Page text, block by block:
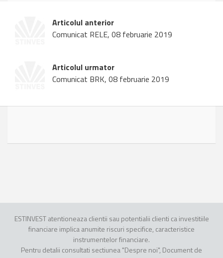
Articolul anterior
Comunicat RELE, 08 februarie 2019
Articolul urmator
Comunicat BRK, 08 februarie 2019
ESTINVEST atentioneaza clientii sau potentialii clienti ca investitiile
financiare implica anumite riscuri specifice, caracteristice
instrumentelor financiare.
Pentru detalii consultati sectiunea "Despre noi", Document de